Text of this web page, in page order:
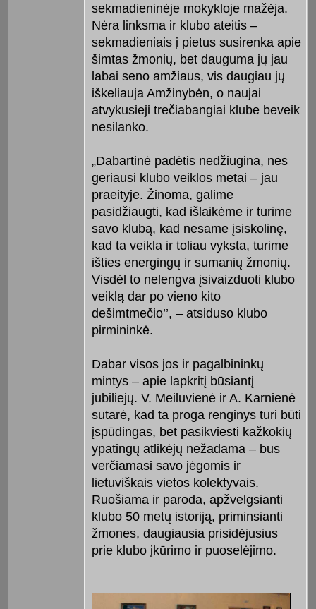
sekmadieninėje mokykloje mažėja.
Nėra linksma ir klubo ateitis –
sekmadieniais į pietus susirenka apie
šimtas žmonių, bet dauguma jų jau
labai seno amžiaus, vis daugiau jų
iškeliauja Amžinybėn, o naujai
atvykusieji trečiabangiai klube beveik
nesilanko.
„Dabartinė padėtis nedžiugina, nes
geriausi klubo veiklos metai – jau
praeityje. Žinoma, galime
pasidžiaugti, kad išlaikėme ir turime
savo klubą, kad nesame įsiskolinę,
kad ta veikla ir toliau vyksta, turime
išties energingų ir sumanių žmonių.
Visdėl to nelengva įsivaizduoti klubo
veiklą dar po vieno kito
dešimtmečio’’, – atsiduso klubo
pirmininkė.
Dabar visos jos ir pagalbininkų
mintys – apie lapkritį būsiantį
jubiliejų. V. Meiluvienė ir A. Karnienė
sutarė, kad ta proga renginys turi būti
įspūdingas, bet pasikviesti kažkokių
ypatingų atlikėjų nežadama – bus
verčiamasi savo jėgomis ir
lietuviškais vietos kolektyvais.
Ruošiama ir paroda, apžvelgsianti
klubo 50 metų istoriją, priminsianti
žmones, daugiausia prisidėjusius
prie klubo įkūrimo ir puoselėjimo.